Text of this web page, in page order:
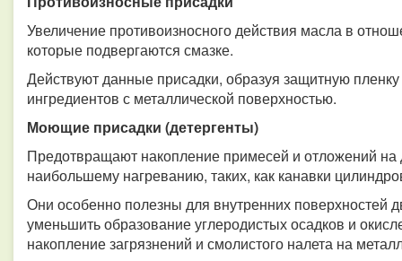
Увеличение противоизносного действия масла в
которые подвергаются смазке.
Действуют данные присадки, образуя защитную пленку
ингредиентов с металлической поверхностью.
Моющие присадки (детергенты)
Предотвращают накопление примесей и отложений на
наибольшему нагреванию, таких, как канавки
Они особенно полезны для внутренних поверхностей
уменьшить образование углеродистых осадков и
накопление загрязнений и смолистого налета на